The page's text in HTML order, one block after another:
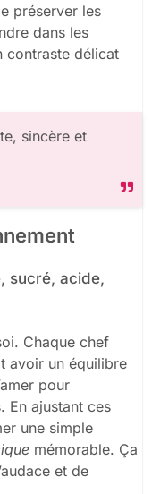
préserver les
dans les
contraste délicat
sincère et
sucré, acide,
Chaque chef
avoir un équilibre
pour
En ajustant ces
une simple
mémorable. Ça
et de